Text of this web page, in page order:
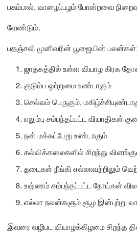
பசும்பால், வாழைப்பழம் போன்றவை
வேண்டும்.
பதஞ்சலி முனிவரின் பூஜையின் பலன்கள்:
ஜாதகத்தில் உள்ள வியாழ கிரக
குடும்ப ஒற்றுமை உண்டாகும்
செல்வம் பெருகும்,
எலும்பு சம்பந்தப்பட்ட வியாதிகள்
நன் மக்கட்பேறு உண்டாகும்
கல்விக்கலைகளில் சிறந்து
தடைகள் நீங்கி எல்லாவற்றிலும்
உஷ்ணம் சம்பந்தப்பட்ட நோய்கள்
எல்லா நலன்களும் சூழ இன்புற்று
இவரை வழிபட வியாழக்கிழமை சிறந்த